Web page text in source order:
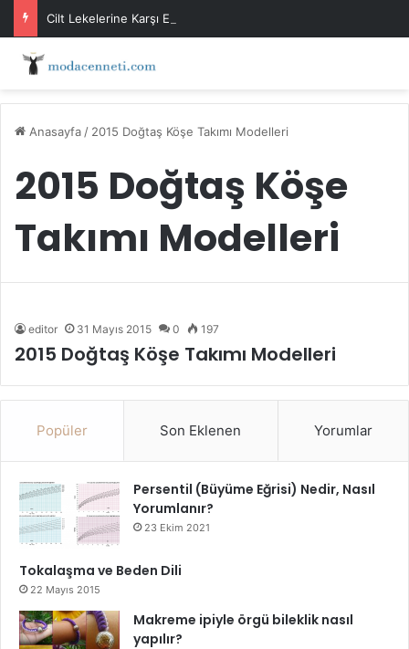
Cilt Lekelerine Karşı Evde Maske Önerileri
Anasayfa / 2015 Doğtaş Köşe Takımı Modelleri
2015 Doğtaş Köşe
Takımı Modelleri
editor 31 Mayıs 2015 0 197
2015 Doğtaş Köşe Takımı Modelleri
Popüler Son Eklenen Yorumlar
Persentil (Büyüme Eğrisi) Nedir, Nasıl
Yorumlanır?
23 Ekim 2021
Tokalaşma ve Beden Dili
22 Mayıs 2015
Makreme ipiyle örgü bileklik nasıl
yapılır?